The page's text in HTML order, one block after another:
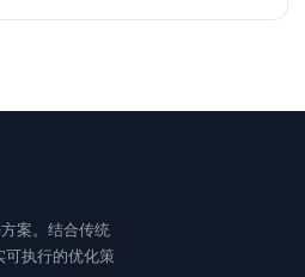
案。结合传统
可执行的优化策